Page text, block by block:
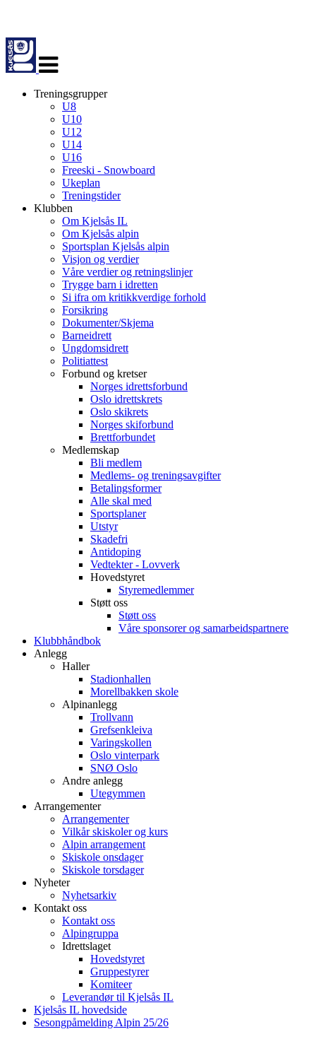
navigasjon
Treningsgrupper
U8
U10
U12
U14
U16
Freeski - Snowboard
Ukeplan
Treningstider
Klubben
Om Kjelsås IL
Om Kjelsås alpin
Sportsplan Kjelsås alpin
Visjon og verdier
Våre verdier og retningslinjer
Trygge barn i idretten
Si ifra om kritikkverdige forhold
Forsikring
Dokumenter/Skjema
Barneidrett
Ungdomsidrett
Politiattest
Forbund og kretser
Norges idrettsforbund
Oslo idrettskrets
Oslo skikrets
Norges skiforbund
Brettforbundet
Medlemskap
Bli medlem
Medlems- og treningsavgifter
Betalingsformer
Alle skal med
Sportsplaner
Utstyr
Skadefri
Antidoping
Vedtekter - Lovverk
Hovedstyret
Styremedlemmer
Støtt oss
Støtt oss
Våre sponsorer og samarbeidspartnere
Klubbhåndbok
Anlegg
Haller
Stadionhallen
Morellbakken skole
Alpinanlegg
Trollvann
Grefsenkleiva
Varingskollen
Oslo vinterpark
SNØ Oslo
Andre anlegg
Utegymmen
Arrangementer
Arrangementer
Vilkår skiskoler og kurs
Alpin arrangement
Skiskole onsdager
Skiskole torsdager
Nyheter
Nyhetsarkiv
Kontakt oss
Kontakt oss
Alpingruppa
Idrettslaget
Hovedstyret
Gruppestyrer
Komiteer
Leverandør til Kjelsås IL
Kjelsås IL hovedside
Sesongpåmelding Alpin 25/26